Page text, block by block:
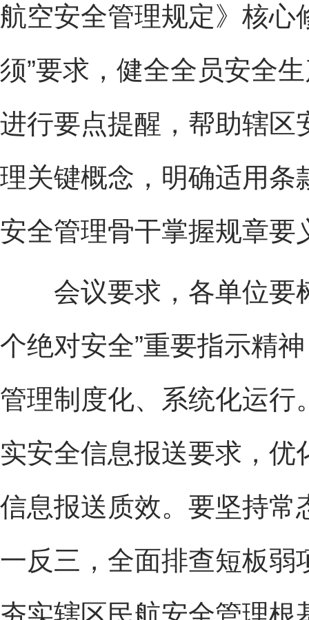
航空安全管理规定》核心
须”要求，健全全员安全
进行要点提醒，帮助辖区
理关键概念，明确适用条
安全管理骨干掌握规章要
会议要求，各单位要
个绝对安全”重要指示精
管理制度化、系统化运行
实安全信息报送要求，
信息报送质效。要坚持常
一反三，全面排查短板弱